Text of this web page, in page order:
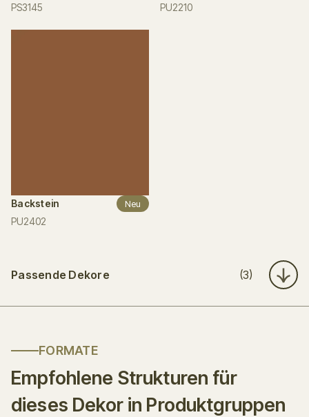
PS3145 PU2210
Backstein
PU2402
Neu
Passende Dekore (3)
FORMATE
Empfohlene Strukturen für
dieses Dekor in Produktgruppen